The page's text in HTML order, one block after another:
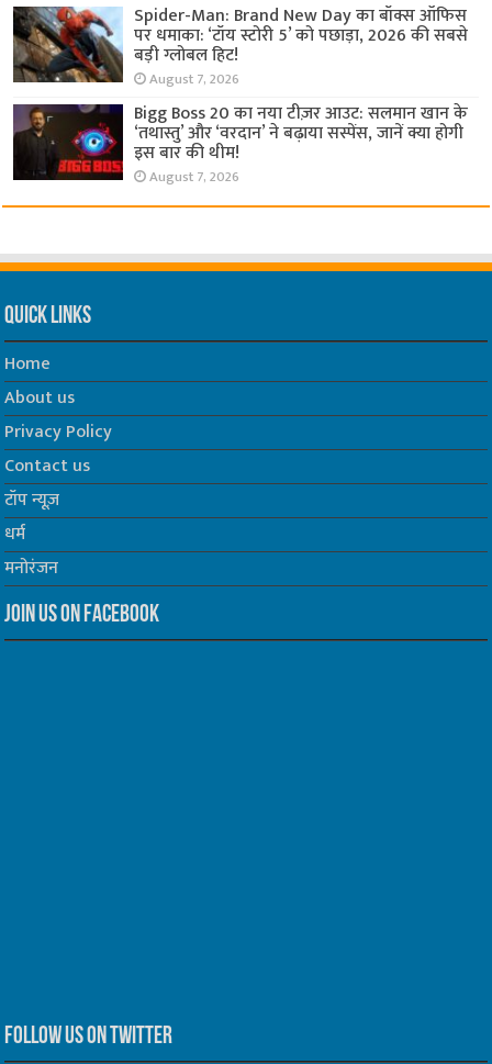
Spider-Man: Brand New Day का बॉक्स ऑफिस
पर धमाका: ‘टॉय स्टोरी 5’ को पछाड़ा, 2026 की सबसे
बड़ी ग्लोबल हिट!
August 7, 2026
Bigg Boss 20 का नया टीज़र आउट: सलमान खान के
‘तथास्तु’ और ‘वरदान’ ने बढ़ाया सस्पेंस, जानें क्या होगी
इस बार की थीम!
August 7, 2026
Quick Links
Home
About us
Privacy Policy
Contact us
टॉप न्यूज़
धर्म
मनोरंजन
Join us on Facebook
Follow us on Twitter